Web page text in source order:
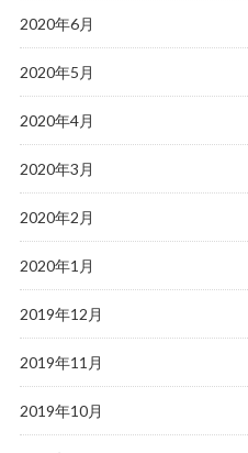
2020年6月
2020年5月
2020年4月
2020年3月
2020年2月
2020年1月
2019年12月
2019年11月
2019年10月